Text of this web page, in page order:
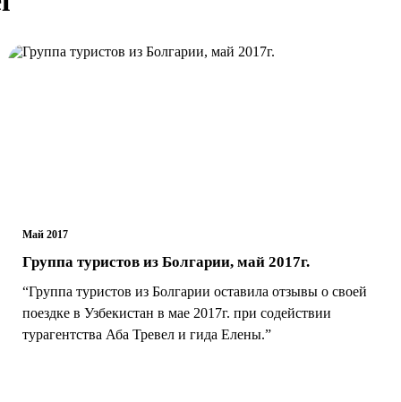
Май 2017
Группа туристов из Болгарии, май 2017г.
“Группа туристов из Болгарии оставила отзывы о своей
поездке в Узбекистан в мае 2017г. при содействии
турагентства Аба Тревел и гида Елены.”